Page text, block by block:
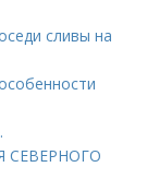
сливы на
CЕВЕРНОГО